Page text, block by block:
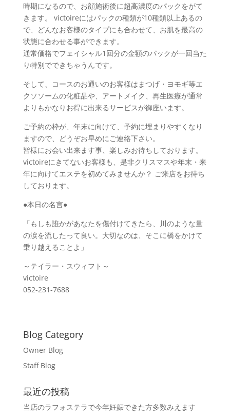
時期になるので、お顔施術後に超高濃度のパックをがて
きます。 victoireにはパックの種類が10種類以上あるの
で、どんなお客様のタイプにも合わせて、お肌を最高の
状態に合わせる事ができます。
通常価格でフェイシャル1回分の金額のパックが一回当た
り特別でできちゃうんです。
そして、コースのお通いのお客様はまつげ・ヨモギ等エ
クソソームの化粧品や、アートメイク、再生医療が通常
よりもかなりお得に出来るサービスが御座います。
ご予約の枠が、年末に向けて、予約に埋まりやすくなり
ますので、どうぞお早めにご連絡下さい。
皆様にお会い出来ます事、楽しみお待ちしております。
victoireにきてないお客様も、是非クリスマスや年末・来
年に向けてエステを初めてみませんか？ ご来店をお待ち
しております。
●本日の名言●
「もしも誰かがあなたを傷付けてきたら、川のような量
の涙を流したって良い。大切なのは、そこに橋をかけて
乗り越えることよ」
～テイラー・スウィフト～
victoire
052-231-7688
Blog Category
Owner Blog
Staff Blog
最近の投稿
当店のラフォステラで今年妊娠できた方多数みえます